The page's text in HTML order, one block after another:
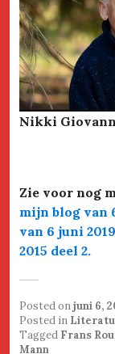
Nikki
Zie voor nog
mijn blog van
van 6 juni 2019
2015 deel 2.
Posted onjuni 6,
Posted in
Tagged Frans
Mann